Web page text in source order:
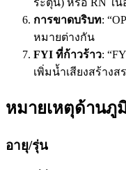
ระตุ้น) หรือ RN ใ
การขาดบริบท:
หมายต่างกัน
FYI ที่ก้าวร้าว:
เพิ่มน้ำเสียงสร้างส
หมายเหตุด้านภู
อายุ/รุ่น